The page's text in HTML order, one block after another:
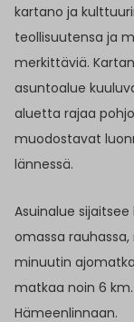
kartano ja
teollisuutensa ja
merkittäviä.
asuntoalue
aluetta rajaa
muodostavat
lännessä.
Asuinalue
omassa
minuutin
matkaa noin 6
Hämeenlinnaan.